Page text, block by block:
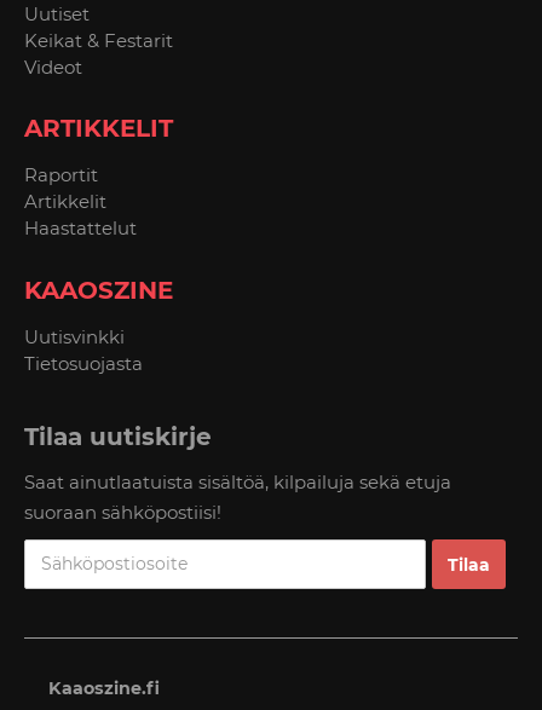
Uutiset
Keikat & Festarit
Videot
ARTIKKELIT
Raportit
Artikkelit
Haastattelut
KAAOSZINE
Uutisvinkki
Tietosuojasta
Tilaa uutiskirje
Saat ainutlaatuista sisältöä, kilpailuja sekä etuja
suoraan sähköpostiisi!
Kaaoszine.fi